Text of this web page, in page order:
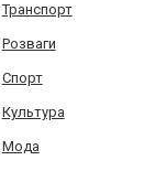
Транспорт
Розваги
Спорт
Культура
Мода